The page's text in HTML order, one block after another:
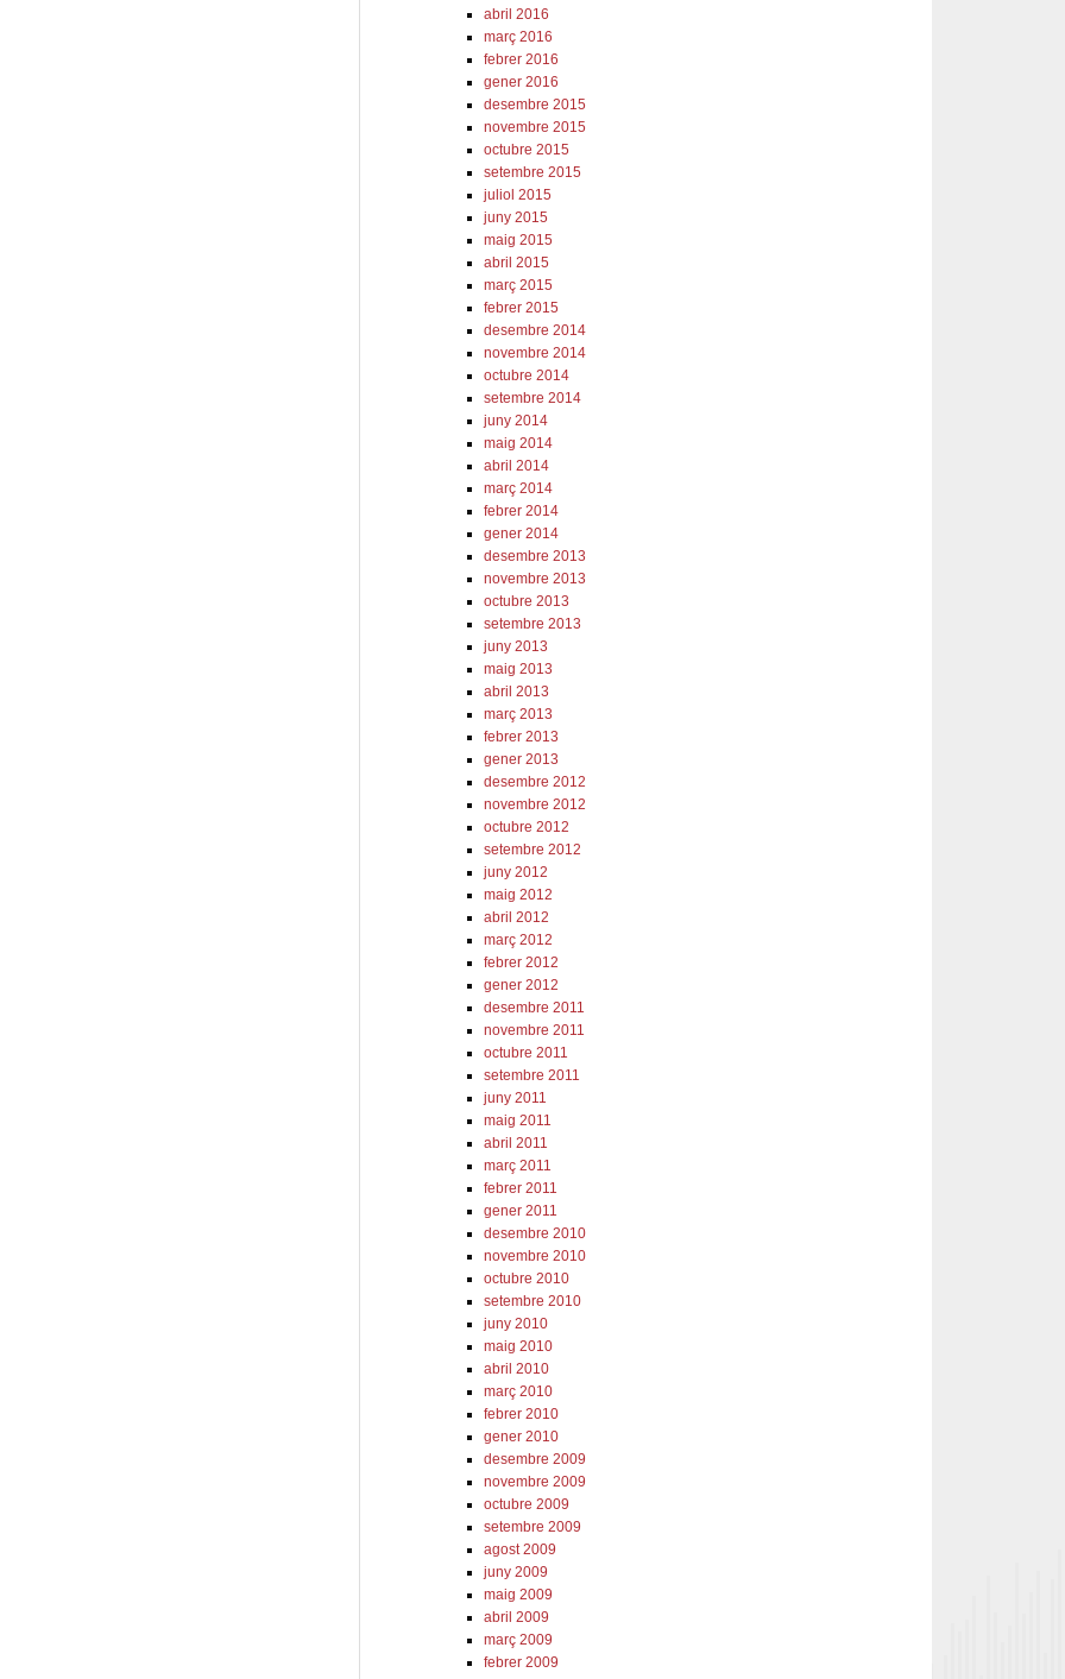
abril 2016
març 2016
febrer 2016
gener 2016
desembre 2015
novembre 2015
octubre 2015
setembre 2015
juliol 2015
juny 2015
maig 2015
abril 2015
març 2015
febrer 2015
desembre 2014
novembre 2014
octubre 2014
setembre 2014
juny 2014
maig 2014
abril 2014
març 2014
febrer 2014
gener 2014
desembre 2013
novembre 2013
octubre 2013
setembre 2013
juny 2013
maig 2013
abril 2013
març 2013
febrer 2013
gener 2013
desembre 2012
novembre 2012
octubre 2012
setembre 2012
juny 2012
maig 2012
abril 2012
març 2012
febrer 2012
gener 2012
desembre 2011
novembre 2011
octubre 2011
setembre 2011
juny 2011
maig 2011
abril 2011
març 2011
febrer 2011
gener 2011
desembre 2010
novembre 2010
octubre 2010
setembre 2010
juny 2010
maig 2010
abril 2010
març 2010
febrer 2010
gener 2010
desembre 2009
novembre 2009
octubre 2009
setembre 2009
agost 2009
juny 2009
maig 2009
abril 2009
març 2009
febrer 2009